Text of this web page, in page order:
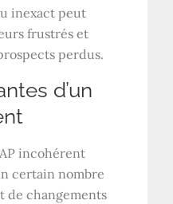
inexact peut
frustrés et
perdus.
d’un
incohérent
certain nombre
de changements